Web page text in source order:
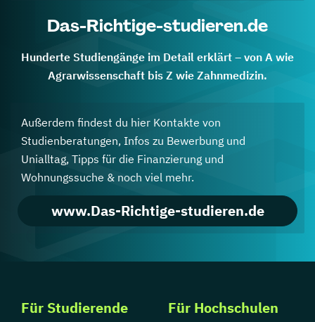
Das-Richtige-studieren.de
Hunderte Studiengänge im Detail erklärt – von A wie
Agrarwissenschaft bis Z wie Zahnmedizin.
Außerdem findest du hier Kontakte von
Studienberatungen, Infos zu Bewerbung und
Unialltag, Tipps für die Finanzierung und
Wohnungssuche & noch viel mehr.
www.Das-Richtige-studieren.de
Für Studierende Für Hochschulen